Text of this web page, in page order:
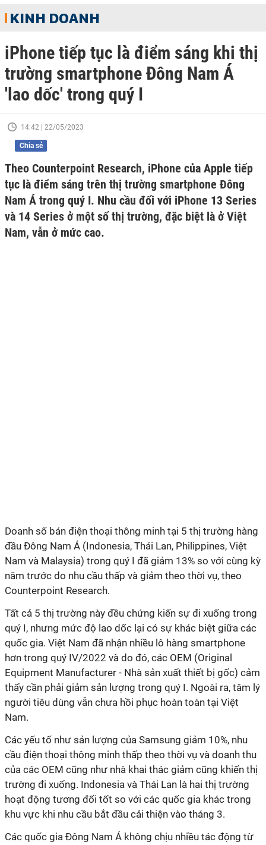
KINH DOANH
iPhone tiếp tục là điểm sáng khi thị
trường smartphone Đông Nam Á
'lao dốc' trong quý I
14:42 | 22/05/2023
Chia sẻ
Theo Counterpoint Research, iPhone của Apple tiếp
tục là điểm sáng trên thị trường smartphone Đông
Nam Á trong quý I. Nhu cầu đối với iPhone 13 Series
và 14 Series ở một số thị trường, đặc biệt là ở Việt
Nam, vẫn ở mức cao.
Doanh số bán điện thoại thông minh tại 5 thị trường hàng
đầu Đông Nam Á (Indonesia, Thái Lan, Philippines, Việt
Nam và Malaysia) trong quý I đã giảm 13% so với cùng kỳ
năm trước do nhu cầu thấp và giảm theo thời vụ, theo
Counterpoint Research.
Tất cả 5 thị trường này đều chứng kiến sự đi xuống trong
quý I, nhưng mức độ lao dốc lại có sự khác biệt giữa các
quốc gia. Việt Nam đã nhận nhiều lô hàng smartphone
hơn trong quý IV/2022 và do đó, các OEM (Original
Equipment Manufacturer - Nhà sản xuất thiết bị gốc) cảm
thấy cần phải giảm sản lượng trong quý I. Ngoài ra, tâm lý
người tiêu dùng vẫn chưa hồi phục hoàn toàn tại Việt
Nam.
Các yếu tố như sản lượng của Samsung giảm 10%, nhu
cầu điện thoại thông minh thấp theo thời vụ và doanh thu
của các OEM cũng như nhà khai thác giảm cũng khiến thị
trường đi xuống. Indonesia và Thái Lan là hai thị trường
hoạt động tương đối tốt so với các quốc gia khác trong
khu vực khi nhu cầu bắt đầu cải thiện vào tháng 3.
Các quốc gia Đông Nam Á không chịu nhiều tác động từ